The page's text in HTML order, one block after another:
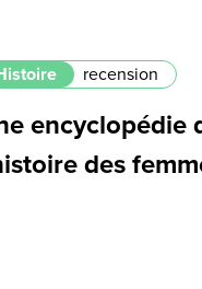
recension
encyclopédie
des